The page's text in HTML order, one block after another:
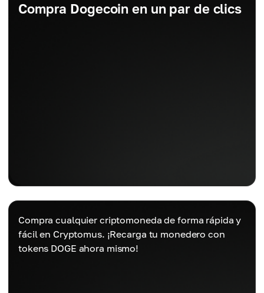
Compra Dogecoin en un par de clics
Compra cualquier criptomoneda de forma rápida y
fácil en Cryptomus. ¡Recarga tu monedero con
tokens DOGE ahora mismo!